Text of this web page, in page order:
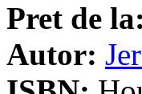
Pret de la:
Autor: